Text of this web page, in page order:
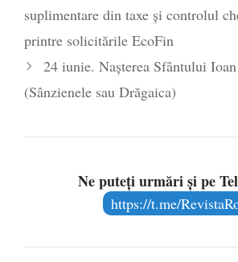
suplimentare din taxe și controlul
printre solicitările EcoFin
24 iunie. Nașterea Sfântului
(Sânzienele sau Drăgaica)
Ne puteți urmări și pe
https://t.me/